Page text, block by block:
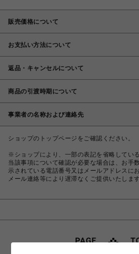
販売価格について
お支払い方法について
返品・キャンセルについて
商品の引渡時期について
事業者の名称および連絡先
ショップのトップページをご確認ください。
※ショップにより、一部の表記を省略してい
当該事項について確認が必要な場合は、お手
示されている電話番号又はメールアドレスに
メール連絡等により遅滞なくご提供いたします